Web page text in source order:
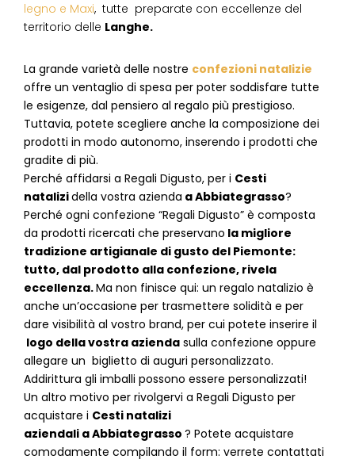
legno e Maxi, tutte preparate con eccellenze del
territorio delle Langhe.
La grande varietà delle nostre confezioni natalizie
offre un ventaglio di spesa per poter soddisfare tutte
le esigenze, dal pensiero al regalo più prestigioso.
Tuttavia, potete scegliere anche la composizione dei
prodotti in modo autonomo, inserendo i prodotti che
gradite di più.
Perché affidarsi a Regali Digusto, per i Cesti
natalizidella vostra azienda aAbbiategrasso?
Perché ogni confezione “Regali Digusto” è composta
da prodotti ricercati che preservano la migliore
tradizione artigianale di gusto del Piemonte:
tutto, dal prodotto alla confezione, rivela
eccellenza.Ma non finisce qui: un regalo natalizio è
anche un’occasione per trasmettere solidità e per
dare visibilità al vostro brand, per cui potete inserire il
logo della vostra azienda sulla confezione oppure
allegare un biglietto di auguri personalizzato.
Addirittura gli imballi possono essere personalizzati!
Un altro motivo per rivolgervi a Regali Digusto per
acquistare i Cesti natalizi
aziendali aAbbiategrasso ? Potete acquistare
comodamente compilando il form: verrete contattati